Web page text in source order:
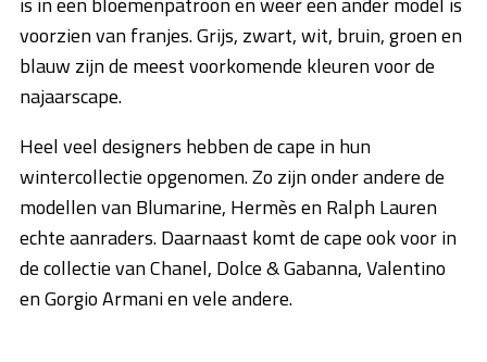
voorzien van franjes. Grijs, zwart, wit, bruin, groen en
blauw zijn de meest voorkomende kleuren voor de
najaarscape.
Heel veel designers hebben de cape in hun
wintercollectie opgenomen. Zo zijn onder andere de
modellen van Blumarine, Hermès en Ralph Lauren
echte aanraders. Daarnaast komt de cape ook voor in
de collectie van Chanel, Dolce & Gabanna, Valentino
en Gorgio Armani en vele andere.